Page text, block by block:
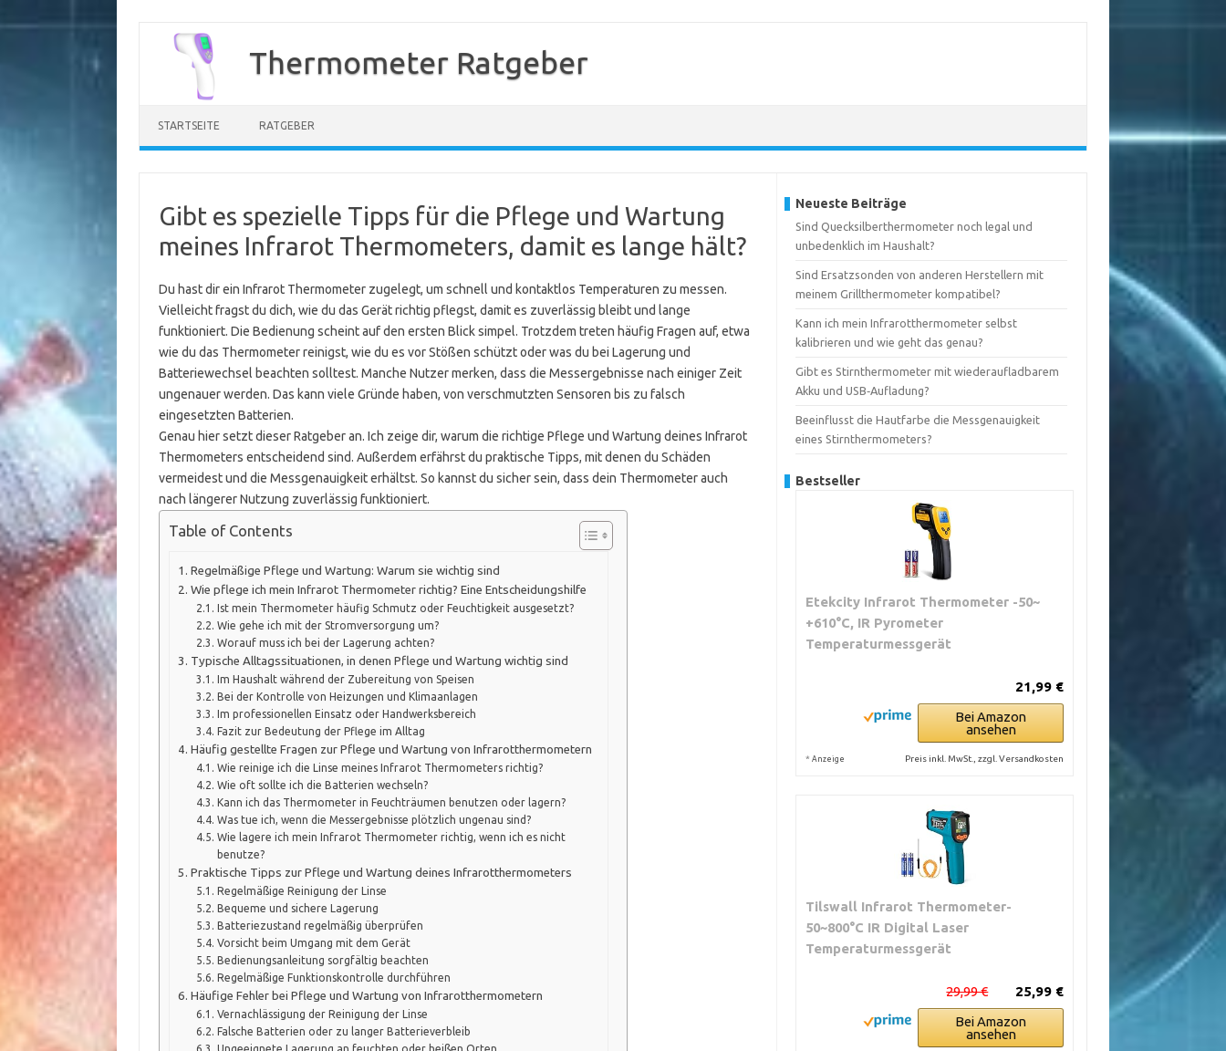
springen
Thermometer Ratgeber
STARTSEITE RATGEBER
Gibt es spezielle Tipps für die Pflege und Wartung
meines Infrarot Thermometers, damit es lange hält?
Du hast dir ein Infrarot Thermometer zugelegt, um schnell und kontaktlos Temperaturen zu messen.
Vielleicht fragst du dich, wie du das Gerät richtig pflegst, damit es zuverlässig bleibt und lange
funktioniert. Die Bedienung scheint auf den ersten Blick simpel. Trotzdem treten häufig Fragen auf, etwa
wie du das Thermometer reinigst, wie du es vor Stößen schützt oder was du bei Lagerung und
Batteriewechsel beachten solltest. Manche Nutzer merken, dass die Messergebnisse nach einiger Zeit
ungenauer werden. Das kann viele Gründe haben, von verschmutzten Sensoren bis zu falsch
eingesetzten Batterien.
Genau hier setzt dieser Ratgeber an. Ich zeige dir, warum die richtige Pflege und Wartung deines Infrarot
Thermometers entscheidend sind. Außerdem erfährst du praktische Tipps, mit denen du Schäden
vermeidest und die Messgenauigkeit erhältst. So kannst du sicher sein, dass dein Thermometer auch
nach längerer Nutzung zuverlässig funktioniert.
Table of Contents
Regelmäßige Pflege und Wartung: Warum sie wichtig sind
Wie pflege ich mein Infrarot Thermometer richtig? Eine Entscheidungshilfe
Ist mein Thermometer häufig Schmutz oder Feuchtigkeit ausgesetzt?
Wie gehe ich mit der Stromversorgung um?
Worauf muss ich bei der Lagerung achten?
Typische Alltagssituationen, in denen Pflege und Wartung wichtig sind
Im Haushalt während der Zubereitung von Speisen
Bei der Kontrolle von Heizungen und Klimaanlagen
Im professionellen Einsatz oder Handwerksbereich
Fazit zur Bedeutung der Pflege im Alltag
Häufig gestellte Fragen zur Pflege und Wartung von Infrarotthermometern
Wie reinige ich die Linse meines Infrarot Thermometers richtig?
Wie oft sollte ich die Batterien wechseln?
Kann ich das Thermometer in Feuchträumen benutzen oder lagern?
Was tue ich, wenn die Messergebnisse plötzlich ungenau sind?
Wie lagere ich mein Infrarot Thermometer richtig, wenn ich es nicht
benutze?
Praktische Tipps zur Pflege und Wartung deines Infrarotthermometers
Regelmäßige Reinigung der Linse
Bequeme und sichere Lagerung
Batteriezustand regelmäßig überprüfen
Vorsicht beim Umgang mit dem Gerät
Bedienungsanleitung sorgfältig beachten
Regelmäßige Funktionskontrolle durchführen
Häufige Fehler bei Pflege und Wartung von Infrarotthermometern
Vernachlässigung der Reinigung der Linse
Falsche Batterien oder zu langer Batterieverbleib
Ungeeignete Lagerung an feuchten oder heißen Orten
Neueste Beiträge
Sind Quecksilberthermometer noch legal und
unbedenklich im Haushalt?
Sind Ersatzsonden von anderen Herstellern mit
meinem Grillthermometer kompatibel?
Kann ich mein Infrarotthermometer selbst
kalibrieren und wie geht das genau?
Gibt es Stirnthermometer mit wiederaufladbarem
Akku und USB‑Aufladung?
Beeinflusst die Hautfarbe die Messgenauigkeit
eines Stirnthermometers?
Bestseller
Etekcity Infrarot Thermometer -50~
+610°C, IR Pyrometer
Temperaturmessgerät
21,99 €
Bei Amazon
ansehen
* Anzeige Preis inkl. MwSt., zzgl. Versandkosten
Tilswall Infrarot Thermometer-
50~800°C IR Digital Laser
Temperaturmessgerät
25,99 €
29,99 €
Bei Amazon
ansehen